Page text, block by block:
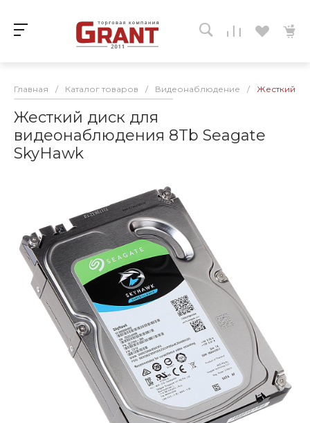
Главная / Каталог товаров / Видеонаблюдение / Жесткий
Жесткий диск для
видеонаблюдения 8Tb Seagate
SkyHawk